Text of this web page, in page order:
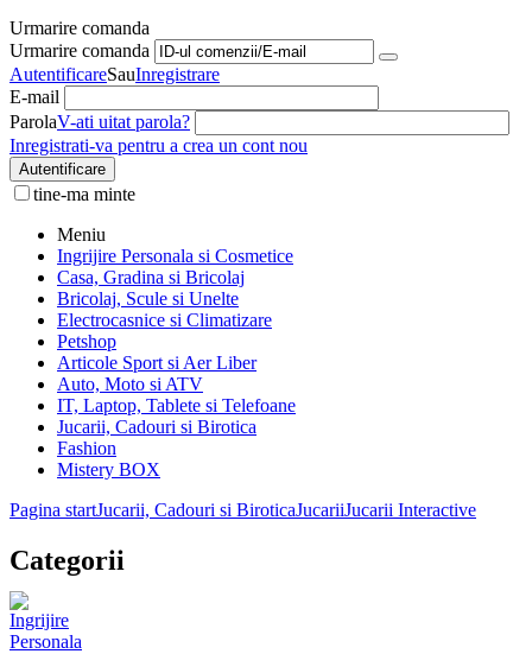
Urmarire comanda
Urmarire comanda
AutentificareSauInregistrare
E-mail
ParolaV-ati uitat parola?
Inregistrati-va pentru a crea un cont nou
Autentificare
tine-ma minte
Meniu
Ingrijire Personala si Cosmetice
Casa, Gradina si Bricolaj
Bricolaj, Scule si Unelte
Electrocasnice si Climatizare
Petshop
Articole Sport si Aer Liber
Auto, Moto si ATV
IT, Laptop, Tablete si Telefoane
Jucarii, Cadouri si Birotica
Fashion
Mistery BOX
Pagina startJucarii, Cadouri si BiroticaJucariiJucarii Interactive
Categorii